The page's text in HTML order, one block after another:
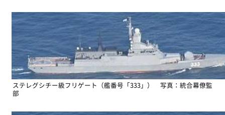
ステレグシチー級フリゲート（艦番号「333」） 写真：統合幕僚監
部